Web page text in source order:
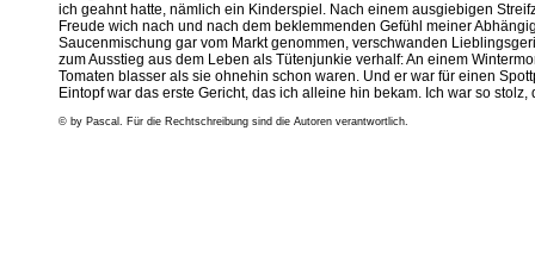
ich geahnt hatte, nämlich ein Kinderspiel. Nach einem ausgiebigen
Freude wich nach und nach dem beklemmenden Gefühl meiner
Saucenmischung gar vom Markt genommen, verschwanden
zum Ausstieg aus dem Leben als Tütenjunkie verhalf: An einem
Tomaten blasser als sie ohnehin schon waren. Und er war für einen
Eintopf war das erste Gericht, das ich alleine hin bekam. Ich war so
© by Pascal. Für die Rechtschreibung sind die Autoren verantwortlich.